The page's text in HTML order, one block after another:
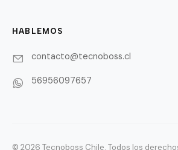
HABLEMOS
contacto@tecnoboss.cl
56956097657
© 2026 Tecnoboss Chile. Todos los